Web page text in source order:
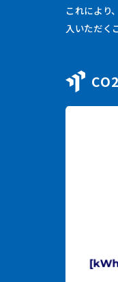
これにより
入いただく